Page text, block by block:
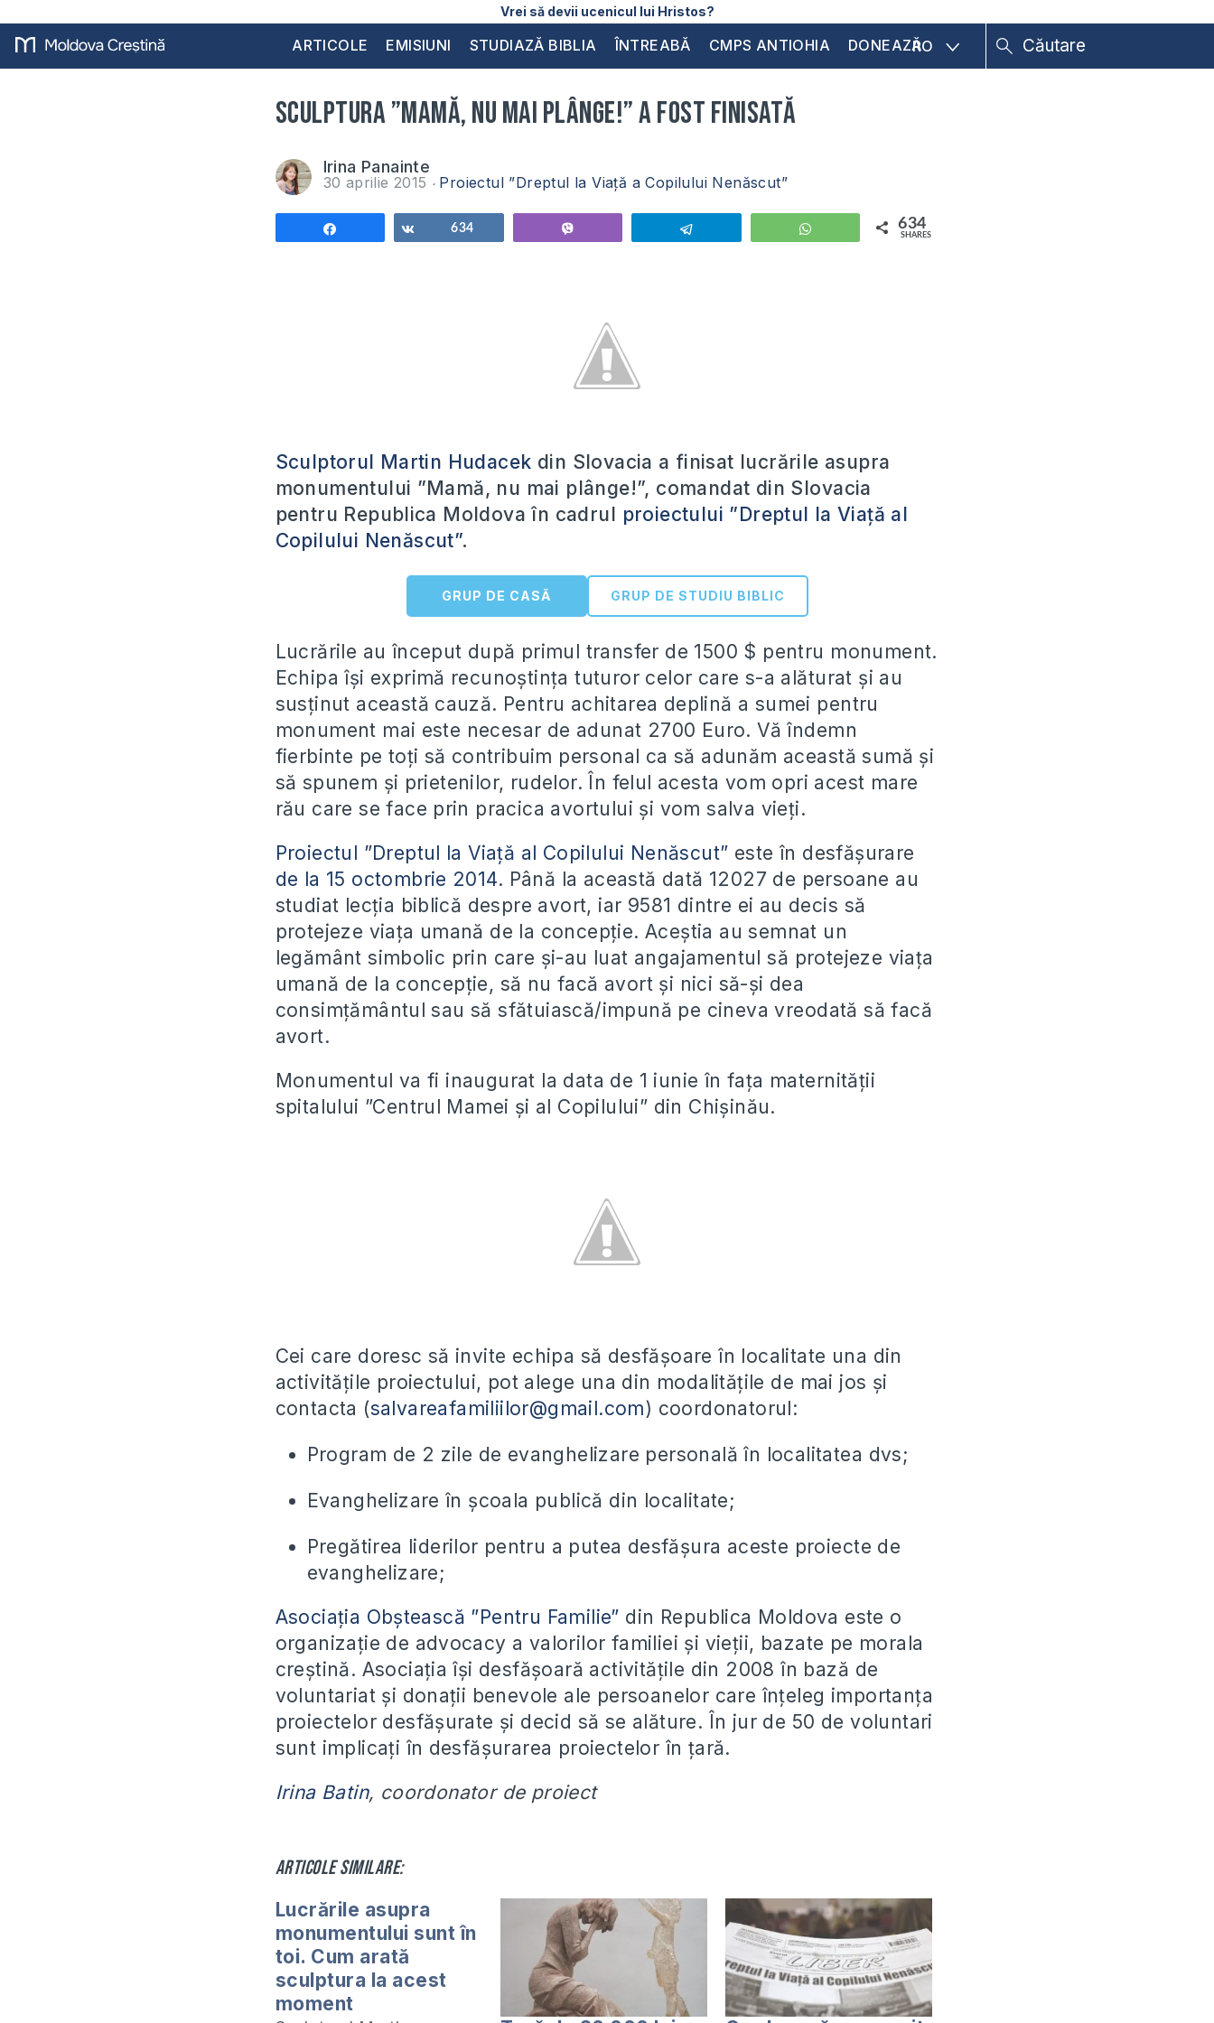
Vrei să devii ucenicul lui Hristos?
ARTICOLE EMISIUNI STUDIAZĂ BIBLIA ÎNTREABĂ CMPS ANTIOHIA DONEAZĂRO
Sculptura ”Mamă, nu mai plânge!” a fost finisată
Irina Panainte
30 aprilie 2015 Proiectul ”Dreptul la Viață a Copilului Nenăscut”
Share634 WhatsApp 634
SHARES
Sculptorul Martin Hudacek din Slovacia a finisat lucrările asupra
monumentului ”Mamă, nu mai plânge!”, comandat din Slovacia
pentru Republica Moldova în cadrul proiectului ”Dreptul la Viață al
Copilului Nenăscut”.
GRUP DE CASĂ GRUP DE STUDIU BIBLIC
Lucrările au început după primul transfer de 1500 $ pentru monument.
Echipa își exprimă recunoștința tuturor celor care s-a alăturat și au
susținut această cauză. Pentru achitarea deplină a sumei pentru
monument mai este necesar de adunat 2700 Euro. Vă îndemn
fierbinte pe toți să contribuim personal ca să adunăm această sumă și
să spunem și prietenilor, rudelor. În felul acesta vom opri acest mare
rău care se face prin pracica avortului și vom salva vieți.
Proiectul ”Dreptul la Viață al Copilului Nenăscut” este în desfășurare
de la 15 octombrie 2014. Până la această dată 12027 de persoane au
studiat lecția biblică despre avort, iar 9581 dintre ei au decis să
protejeze viața umană de la concepție. Aceștia au semnat un
legământ simbolic prin care și-au luat angajamentul să protejeze viața
umană de la concepție, să nu facă avort și nici să-și dea
consimțământul sau să sfătuiască/impună pe cineva vreodată să facă
avort.
Monumentul va fi inaugurat la data de 1 iunie în fața maternității
spitalului ”Centrul Mamei și al Copilului” din Chișinău.
Cei care doresc să invite echipa să desfășoare în localitate una din
activitățile proiectului, pot alege una din modalitățile de mai jos și
contacta (salvareafamiliilor@gmail.com) coordonatorul:
Program de 2 zile de evanghelizare personală în localitatea dvs;
Evanghelizare în școala publică din localitate;
Pregătirea liderilor pentru a putea desfășura aceste proiecte de
evanghelizare;
Asociația Obștească ”Pentru Familie” din Republica Moldova este o
organizație de advocacy a valorilor familiei și vieții, bazate pe morala
creștină. Asociația își desfășoară activitățile din 2008 în bază de
voluntariat și donații benevole ale persoanelor care înțeleg importanța
proiectelor desfășurate și decid să se alăture. În jur de 50 de voluntari
sunt implicați în desfășurarea proiectelor în țară.
Irina Batin, coordonator de proiect
Articole similare:
Lucrările asupra
monumentului sunt în
toi. Cum arată
sculptura la acest
moment